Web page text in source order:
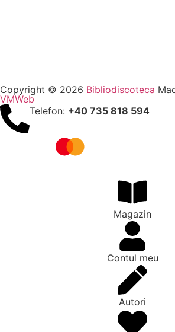
Copyright © 2026 Bibliodiscoteca
VMWeb
Telefon: +40 735 818 594
Magazin
Contul meu
Autori